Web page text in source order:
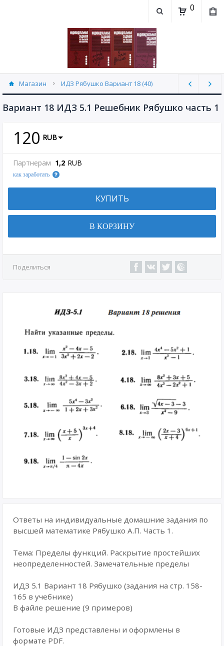
0
Магазин ИДЗ Рябушко Вариант 18 (40)
Вариант 18 ИДЗ 5.1 Решебник Рябушко часть 1
120 RUB
Партнерам 1,2 RUB
как заработать
КУПИТЬ
В КОРЗИНУ
Поделиться
Ответы на индивидуальные домашние задания по
высшей математике Рябушко А.П. Часть 1.
Тема: Пределы функций. Раскрытие простейших
неопределенностей. Замечательные пределы
ИДЗ 5.1 Вариант 18 Рябушко (задания на стр. 158-
165 в учебнике)
В файле решение (9 примеров)
Готовые ИДЗ представлены и оформлены в
формате PDF.